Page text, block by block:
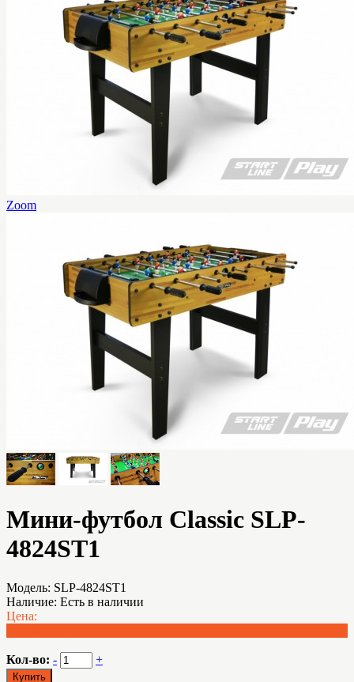
Zoom
Мини-футбол Сlassic SLP-
4824ST1
Модель: SLP-4824ST1
Наличие: Есть в наличии
Цена:
Кол-во: - +